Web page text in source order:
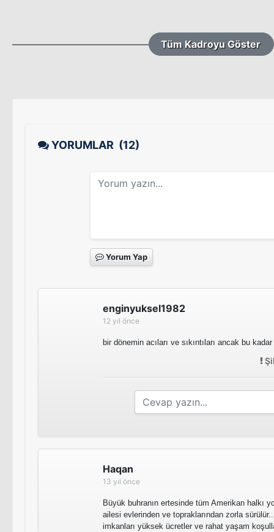
Tüm Kadroyu Göster
YORUMLAR (12)
Yorum Yap
enginyuksel1982
12 yıl önce
bir dönemin acıları ve sıkıntıları ancak bu
Haqan
13 yıl önce
Büyük buhranın ertesinde tüm Amerikan halkı
ailesi evlerinden ve topraklarından zorla
imkanları yüksek ücretler ve rahat yaşam